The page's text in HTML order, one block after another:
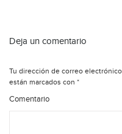
Deja un comentario
Tu dirección de correo
están marcados con *
Comentario